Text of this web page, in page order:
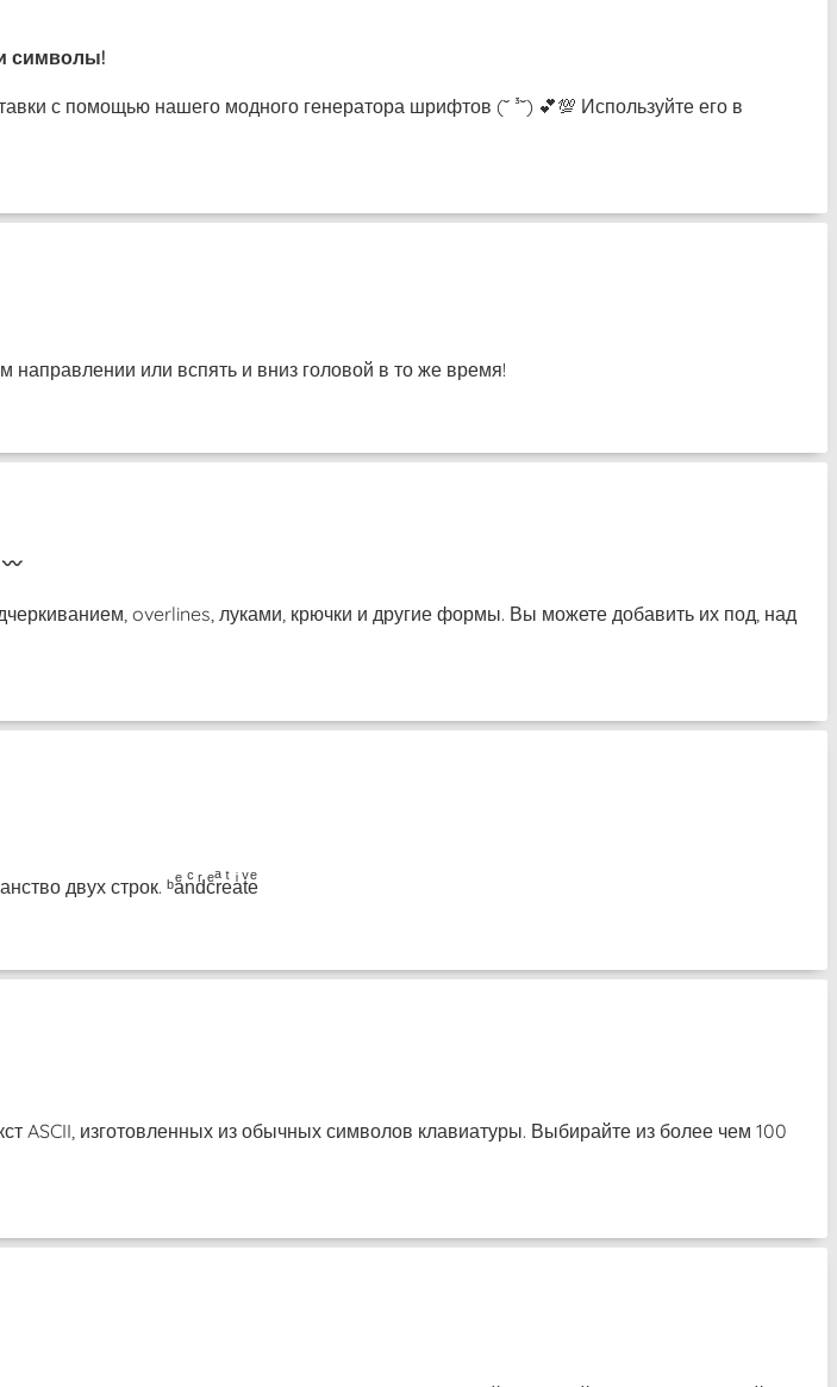
символы!
с помощью нашего модного генератора шрифтов (˘ ³˘) 💕💯 Используйте его в
направлении или вспять и вниз головой в то же время!
overlines, луками, крючки и другие формы. Вы можете добавить их под, над
двух строк. ᵇaͤnͨdͬcͤrͣeͭaͥtͮeͤ
ASCII, изготовленных из обычных символов клавиатуры. Выбирайте из более чем 100